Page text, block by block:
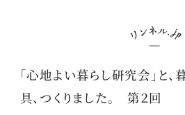
「心地よい暮らし研究会」と
具、つくりました。 第２回